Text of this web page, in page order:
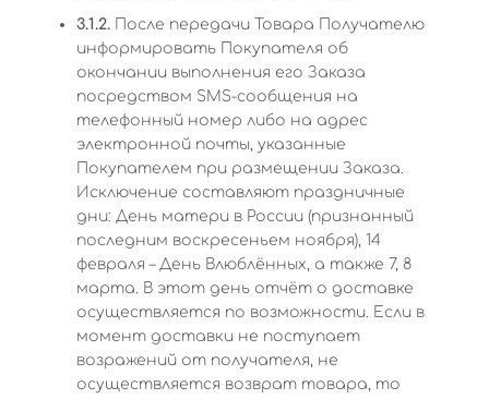
3.1.2. После передачи Товара Получателю
информировать Покупателя об
окончании выполнения его Заказа
посредством SMS-сообщения на
телефонный номер либо на адрес
электронной почты, указанные
Покупателем при размещении Заказа.
Исключение составляют праздничные
дни: День матери в России (признанный
последним воскресеньем ноября), 14
февраля – День Влюблённых, а также 7, 8
марта. В этот день отчёт о доставке
осуществляется по возможности. Если в
момент доставки не поступает
возражений от получателя, не
осуществляется возврат товара, то